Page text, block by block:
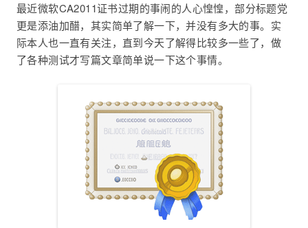
最近微软CA2011证书过期的事闹的人心惶惶，部分标题党
更是添油加醋，其实简单了解一下，并没有多大的事。实
际本人也一直有关注，直到今天了解得比较多一些了，做
了各种测试才写篇文章简单说一下这个事情。